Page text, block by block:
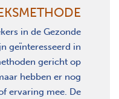
in de Gezonde
geïnteresseerd in
gericht op
hebben er nog
ervaring mee. De